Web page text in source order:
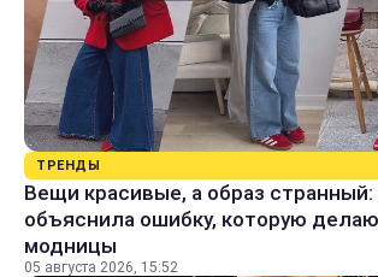
ТРЕНДЫ
Вещи красивые, а образ
объяснила ошибку, которую
модницы
05 августа 2026, 15:52